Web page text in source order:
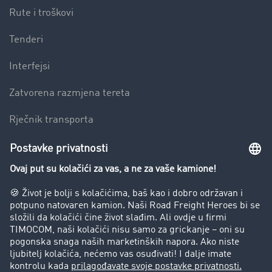
Rute i troškovi
Tenderi
Interfejsi
Zatvorena razmjena tereta
Rječnik transporta
Preduzeće
Success Stories
Korisnici preporučuju korisnike
Blog
Zabrane vožnje za kamione